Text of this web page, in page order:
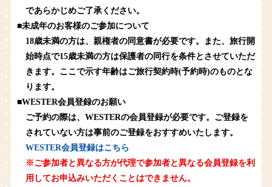
であらかじめご了承ください。
■未成年のお客様のご参加について
18歳未満の方は、親権者の同意書が必要です。また、旅行開
始時点で15歳未満の方は保護者の同行を条件とさせていただ
きます。ここで示す年齢はご旅行契約時(予約時)のものとな
ります。
■WESTER会員登録のお願い
ご予約の際は、WESTERの会員登録が必要です。ご登録を
されていない方は事前のご登録をおすすめいたします。
WESTER会員登録はこちら
※ご参加者と異なる方が代理で参加者と異なる会員登録を利
用してお申込みいただくことはできません。